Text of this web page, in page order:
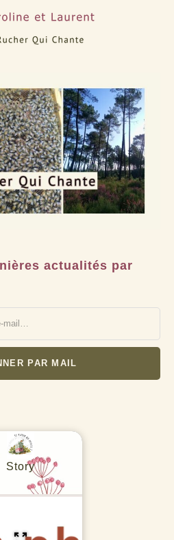
actualités par
PAR MAIL
Story